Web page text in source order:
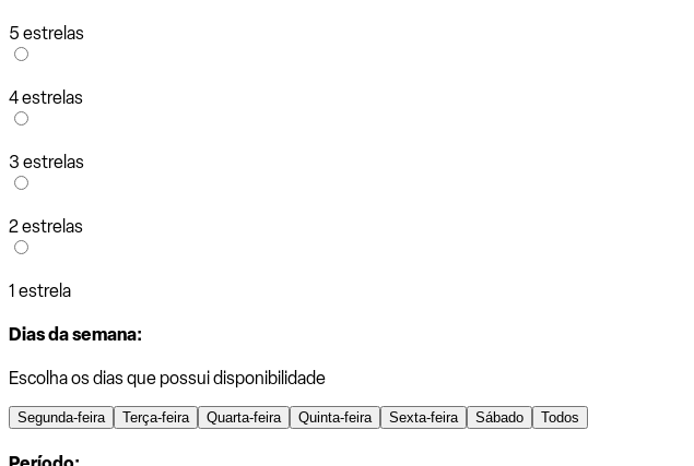
5 estrelas
4 estrelas
3 estrelas
2 estrelas
1 estrela
Dias da semana:
Escolha os dias que possui disponibilidade
Segunda-feira Terça-feira Quarta-feira Quinta-feira Sexta-feira Sábado Todos